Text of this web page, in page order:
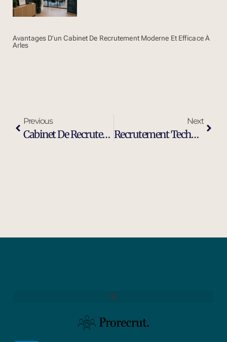
Avantages D’un Cabinet De Recrutement Moderne Et Efficace À
Arles
Previous
Cabinet De Recrutement Industrie Et Ingénierie À Salon-De-Provence
Next
Recrutement Technicien De Maintenance Industrielle À Salon-De-Provence